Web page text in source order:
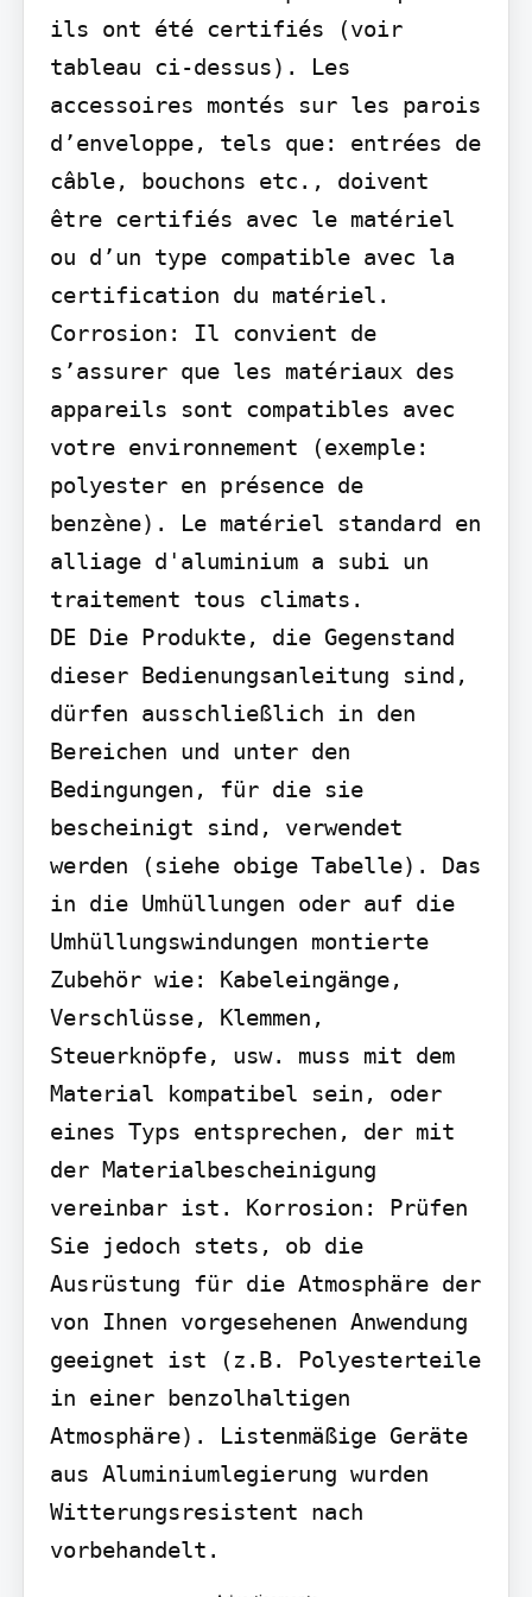
ils ont été certifiés (voir
tableau ci-dessus). Les
accessoires montés sur les parois
d’enveloppe, tels que: entrées de
câble, bouchons etc., doivent
être certifiés avec le matériel
ou d’un type compatible avec la
certification du matériel.
Corrosion: Il convient de
s’assurer que les matériaux des
appareils sont compatibles avec
votre environnement (exemple:
polyester en présence de
benzène). Le matériel standard en
alliage d'aluminium a subi un
traitement tous climats.
DE Die Produkte, die Gegenstand
dieser Bedienungsanleitung sind,
dürfen ausschließlich in den
Bereichen und unter den
Bedingungen, für die sie
bescheinigt sind, verwendet
werden (siehe obige Tabelle). Das
in die Umhüllungen oder auf die
Umhüllungswindungen montierte
Zubehör wie: Kabeleingänge,
Verschlüsse, Klemmen,
Steuerknöpfe, usw. muss mit dem
Material kompatibel sein, oder
eines Typs entsprechen, der mit
der Materialbescheinigung
vereinbar ist. Korrosion: Prüfen
Sie jedoch stets, ob die
Ausrüstung für die Atmosphäre der
von Ihnen vorgesehenen Anwendung
geeignet ist (z.B. Polyesterteile
in einer benzolhaltigen
Atmosphäre). Listenmäßige Geräte
aus Aluminiumlegierung wurden
Witterungsresistent nach
vorbehandelt.